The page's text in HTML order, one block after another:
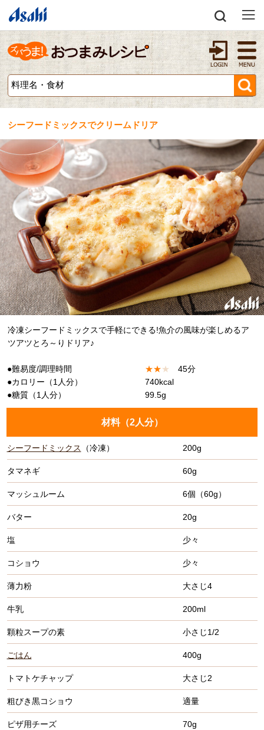
シーフードミックスでクリームドリア
冷凍シーフードミックスで手軽にできる!魚介の風味が楽しめるア
ツアツとろ～りドリア♪
●難易度/調理時間 ★★★
45分
●カロリー（1人分）
740kcal
●糖質（1人分）
99.5g
材料（2人分）
シーフードミックス （冷凍） 200g
タマネギ 60g
マッシュルーム 6個（60g）
バター 20g
塩 少々
コショウ 少々
薄力粉 大さじ4
牛乳 200ml
顆粒スープの素 小さじ1/2
ごはん 400g
トマトケチャップ 大さじ2
粗びき黒コショウ 適量
ピザ用チーズ 70g